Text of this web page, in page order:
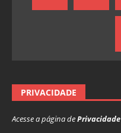
PRIVACIDADE
Acesse a página dePrivacidade